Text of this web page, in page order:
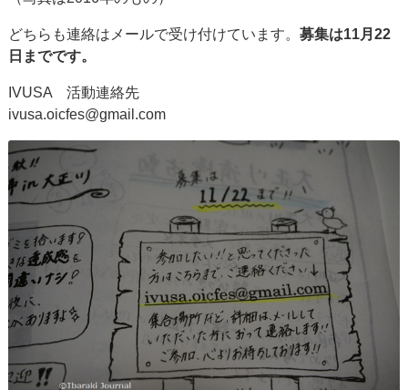
どちらも連絡はメールで受け付けています。募集は11月22
日までです。
IVUSA 活動連絡先
ivusa.oicfes@gmail.com